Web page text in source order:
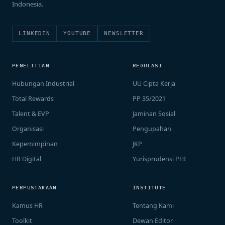
Indonesia.
LINKEDIN YOUTUBE NEWSLETTER
PENELITIAN
Hubungan Industrial
Total Rewards
Talent & EVP
Organisasi
Kepemimpinan
HR Digital
REGULASI
UU Cipta Kerja
PP 35/2021
Jaminan Sosial
Pengupahan
JKP
Yurisprudensi PHI
PERPUSTAKAAN
Kamus HR
Toolkit
INSTITUTE
Tentang Kami
Dewan Editor